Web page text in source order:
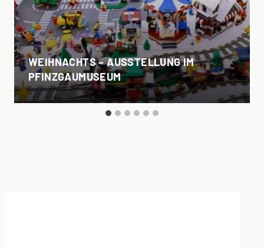
WEIHNACHTS – AUSSTELLUNG IM
PFINZGAUMUSEUM